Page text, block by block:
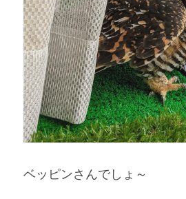
ベッピンさんでしょ～